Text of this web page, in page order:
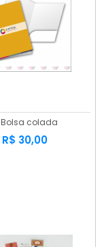
Bolsa colada
R$ 30,00